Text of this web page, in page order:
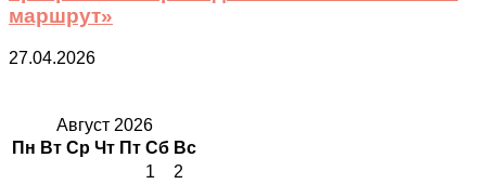
маршрут»
27.04.2026
Август 2026
Пн Вт Ср Чт Пт Сб Вс
1
2